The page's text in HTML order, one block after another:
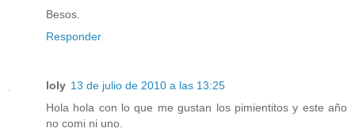
Besos.
Responder
loly 13 de julio de 2010 a las 13:25
Hola hola con lo que me gustan los pimientitos y este año
no comi ni uno.